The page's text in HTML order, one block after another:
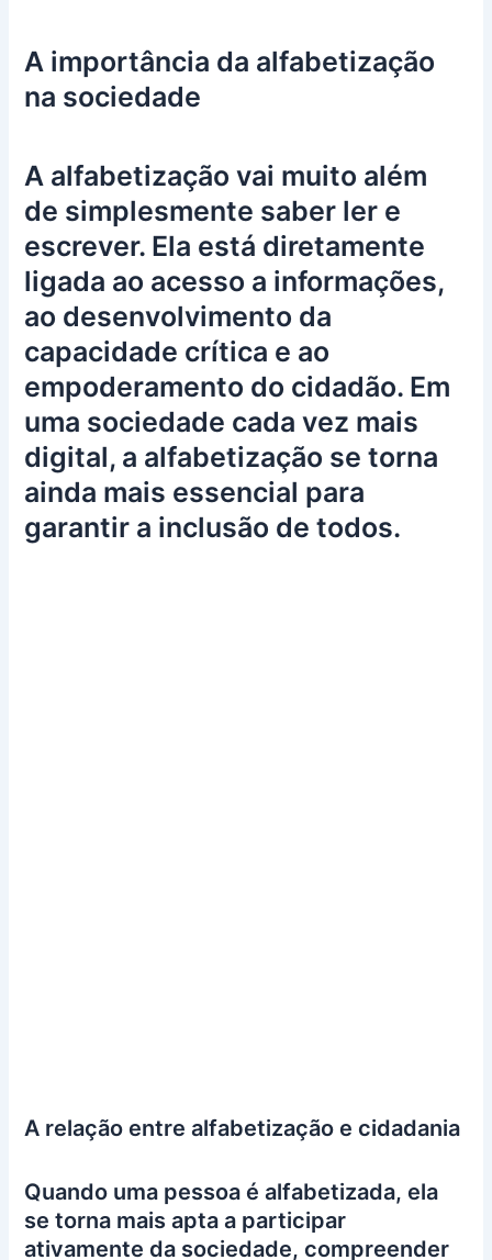
A importância da alfabetização
na sociedade
A alfabetização vai muito além
de simplesmente saber ler e
escrever. Ela está diretamente
ligada ao acesso a informações,
ao desenvolvimento da
capacidade crítica e ao
empoderamento do cidadão. Em
uma sociedade cada vez mais
digital, a alfabetização se torna
ainda mais essencial para
garantir a inclusão de todos.
A relação entre alfabetização e cidadania
Quando uma pessoa é alfabetizada, ela
se torna mais apta a participar
ativamente da sociedade, compreender